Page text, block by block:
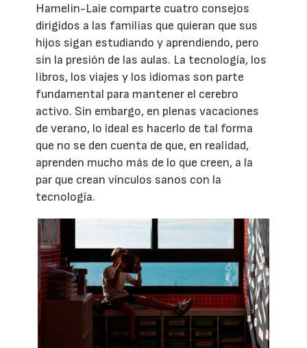
Hamelin-Laie comparte cuatro consejos
dirigidos a las familias que quieran que sus
hijos sigan estudiando y aprendiendo, pero
sin la presión de las aulas. La tecnología, los
libros, los viajes y los idiomas son parte
fundamental para mantener el cerebro
activo. Sin embargo, en plenas vacaciones
de verano, lo ideal es hacerlo de tal forma
que no se den cuenta de que, en realidad,
aprenden mucho más de lo que creen, a la
par que crean vínculos sanos con la
tecnología.